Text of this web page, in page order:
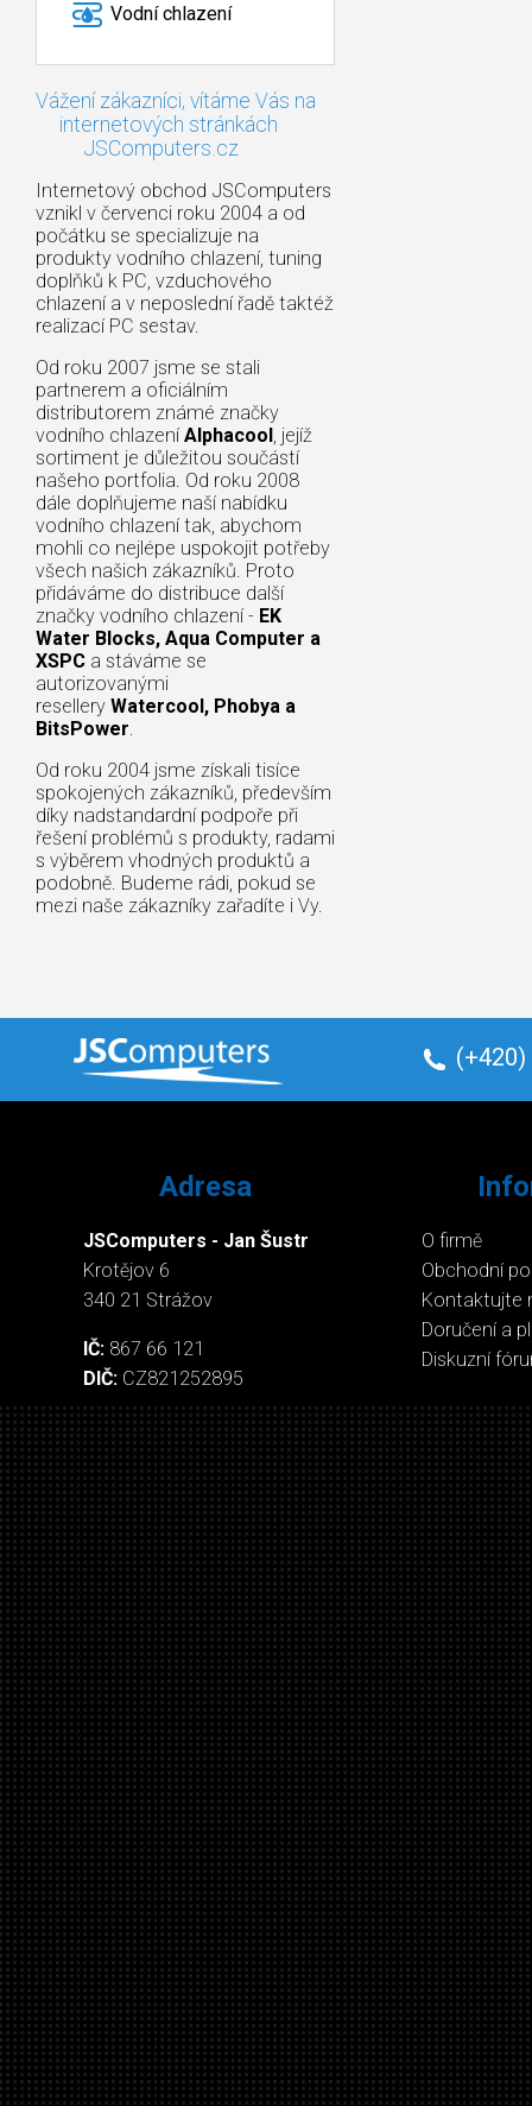
Vodní chlazení
Vážení zákazníci, vítáme Vás na
internetových stránkách
JSComputers.cz
Internetový obchod JSComputers
vznikl v červenci roku 2004 a od
počátku se specializuje na
produkty vodního chlazení, tuning
doplňků k PC, vzduchového
chlazení a v neposlední řadě taktéž
realizací PC sestav.
Od roku 2007 jsme se stali
partnerem a oficiálním
distributorem známé značky
vodního chlazení Alphacool, jejíž
sortiment je důležitou součástí
našeho portfolia. Od roku 2008
dále doplňujeme naší nabídku
vodního chlazení tak, abychom
mohli co nejlépe uspokojit potřeby
všech našich zákazníků. Proto
přidáváme do distribuce další
značky vodního chlazení - EK
Water Blocks, Aqua Computer a
XSPC a stáváme se
autorizovanými
resellery Watercool, Phobya a
BitsPower.
Od roku 2004 jsme získali tisíce
spokojených zákazníků, především
díky nadstandardní podpoře při
řešení problémů s produkty, radami
s výběrem vhodných produktů a
podobně. Budeme rádi, pokud se
mezi naše zákazníky zařadíte i Vy.
(+420)
Adresa
JSComputers - Jan Šustr
Krotějov 6
340 21 Strážov
IČ: 867 66 121
DIČ: CZ821252895
O firmě
Obchodní
Kontaktujte
Doručení a
Diskuzní